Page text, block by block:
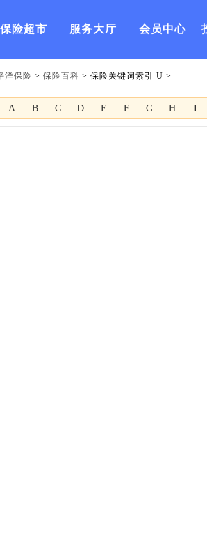
保险超市 服务大厅 会员中心
洋保险 > 保险百科 > 保险关键词索引 U >
A B C D E F G H I